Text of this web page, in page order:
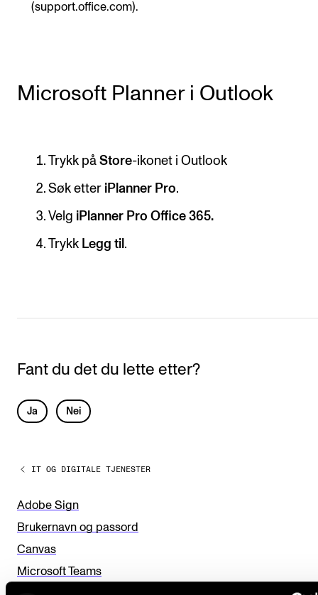
Eksamen og vitnemål
Digitale ressurser for undervisning
FORSKNING OG UTVIKLINGSARBEID
Om FoU på NMH
Livet rundt FoU
Forskningsetikk
KONSERTER OG ARRANGEMENTER
Gjennomføre konserter og arrangementer
Låne utstyr – lyd, lys og video
ORGANISASJON
Aktuelle saker
(support.office.com).
Microsoft Planner i Outlook
Trykk påStore-ikonet i Outlook
Søk etter iPlanner Pro.
Velg iPlanner Pro Office 365.
Trykk Legg til .
Fant du det du lette etter?
L
v
e
t
h
i
s
Ja Nei
IT OG DIGITALE TJENESTER
Adobe Sign
Brukernavn og passord
Canvas
Microsoft Teams